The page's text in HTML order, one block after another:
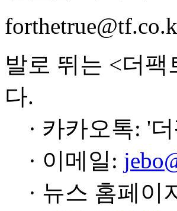
발로 뛰는 <더
다.
· 카카오톡: '
· 이메일:
· 뉴스 홈페이